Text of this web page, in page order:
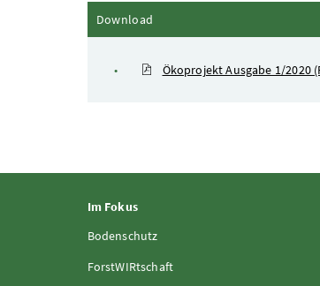
Download
Ökoprojekt Ausgabe 1/2020
Im Fokus
Bodenschutz
ForstWIRtschaft